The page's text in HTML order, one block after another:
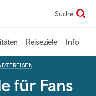
home Suche
Reiseziele Info
für Fans